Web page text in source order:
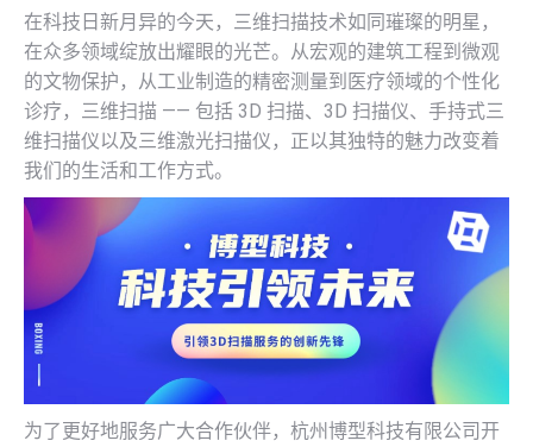
在科技日新月异的今天，三维扫描技术如同璀璨的明星，
在众多领域绽放出耀眼的光芒。从宏观的建筑工程到微观
的文物保护，从工业制造的精密测量到医疗领域的个性化
诊疗，三维扫描 —— 包括 3D 扫描、3D 扫描仪、手持式三
维扫描仪以及三维激光扫描仪，正以其独特的魅力改变着
我们的生活和工作方式。
为了更好地服务广大合作伙伴，杭州博型科技有限公司开